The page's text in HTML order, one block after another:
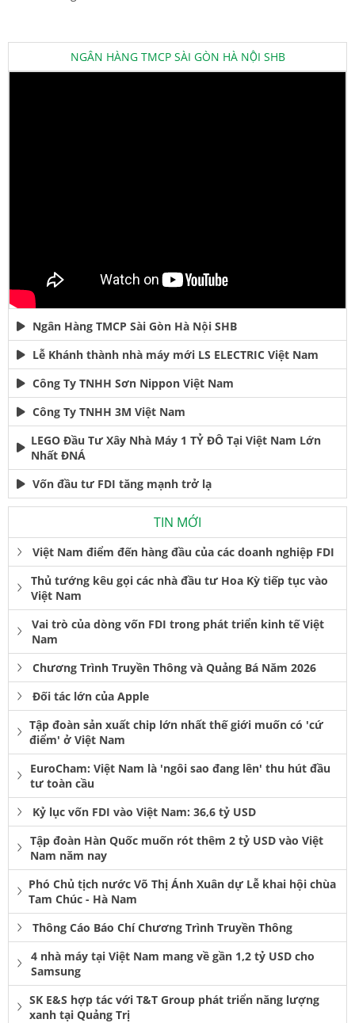
NGÂN HÀNG TMCP SÀI GÒN HÀ NỘI SHB
Ngân Hàng TMCP Sài Gòn Hà Nội SHB
Lễ Khánh thành nhà máy mới LS ELECTRIC Việt Nam
Công Ty TNHH Sơn Nippon Việt Nam
Công Ty TNHH 3M Việt Nam
LEGO Đầu Tư Xây Nhà Máy 1 TỶ ĐÔ Tại Việt Nam Lớn
Nhất ĐNÁ
Vốn đầu tư FDI tăng mạnh trở lạ
TIN MỚI
Việt Nam điểm đến hàng đầu của các doanh nghiệp FDI
Thủ tướng kêu gọi các nhà đầu tư Hoa Kỳ tiếp tục vào
Việt Nam
Vai trò của dòng vốn FDI trong phát triển kinh tế Việt
Nam
Chương Trình Truyền Thông và Quảng Bá Năm 2026
Đối tác lớn của Apple
Tập đoàn sản xuất chip lớn nhất thế giới muốn có 'cứ
điểm' ở Việt Nam
EuroCham: Việt Nam là 'ngôi sao đang lên' thu hút đầu
tư toàn cầu
Kỷ lục vốn FDI vào Việt Nam: 36,6 tỷ USD
Tập đoàn Hàn Quốc muốn rót thêm 2 tỷ USD vào Việt
Nam năm nay
Phó Chủ tịch nước Võ Thị Ánh Xuân dự Lễ khai hội chùa
Tam Chúc - Hà Nam
Thông Cáo Báo Chí Chương Trình Truyền Thông
4 nhà máy tại Việt Nam mang về gần 1,2 tỷ USD cho
Samsung
SK E&S hợp tác với T&T Group phát triển năng lượng
xanh tại Quảng Trị